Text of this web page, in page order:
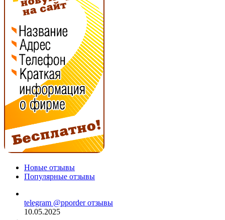
Новые отзывы
Популярные отзывы
telegram @pporder отзывы
10.05.2025